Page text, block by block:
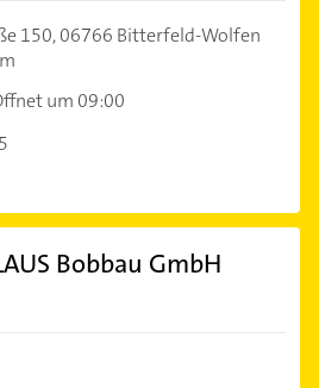
150,06766 Bitterfeld-Wolfen
um 09:00
Bobbau GmbH